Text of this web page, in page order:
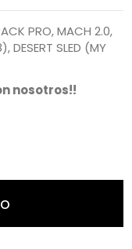
PRO, MACH 2.0,
DESERT SLED (MY
nosotros!!